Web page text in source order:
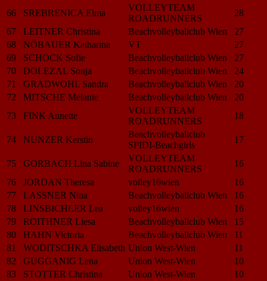
66 SREBRENICA Elma
VOLLEYTEAM
ROADRUNNERS
28
67
LEITNER Christina Beachvolleyballclub Wien
27
68
NÖBAUER Katharina VT
27
69
SCHOCK Sofie Beachvolleyballclub Wien
27
70
DOLEZAL Sonja Beachvolleyballclub Wien
24
71
GRADWOHL Sandra Beachvolleyballclub Wien
20
72
MITSCHE Melanie Beachvolleyballclub Wien
20
73
FINK Annette
VOLLEYTEAM
ROADRUNNERS
18
74 NUNZER Kerstin
Beachvolleyballclub
SPIDI-Beachgirls
17
75 GORBACH Lina Sabine
VOLLEYTEAM
ROADRUNNERS
16
76
JORDAN Theresa volley16wien
16
77
LASSNER Nina Beachvolleyballclub Wien
16
78
LINSBICHLER Lea volley16wien
16
79
ROITHNER Liesa Beachvolleyballclub Wien
15
80
HAHN Victoria Beachvolleyballclub Wien
11
81
WODITSCHKA Elisabeth Union West-Wien
11
82
GUGGANIG Lena Union West-Wien
10
83
STOTTER Christina Union West-Wien
10